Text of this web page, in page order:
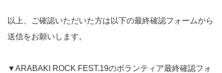
以上、ご確認いただいた方は以下の最終確認フォームから
送信をお願いします。
▼ARABAKI ROCK FEST.19のボランティア最終確認フォ